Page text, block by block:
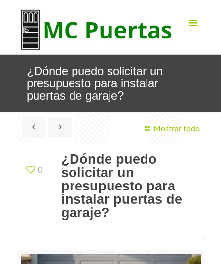
¿Dónde puedo solicitar un
presupuesto para instalar
puertas de garaje?
Mostrar todo
0
¿Dónde puedo
solicitar un
presupuesto para
instalar puertas de
garaje?